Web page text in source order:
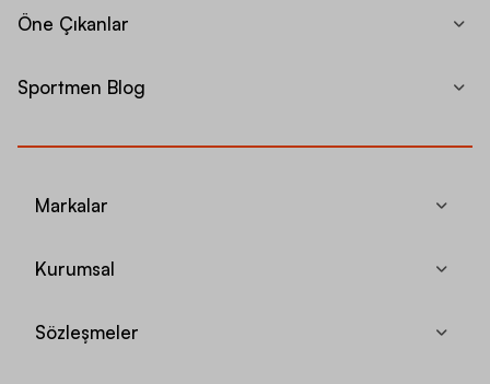
Öne Çıkanlar
Sportmen Blog
Markalar
Kurumsal
Sözleşmeler